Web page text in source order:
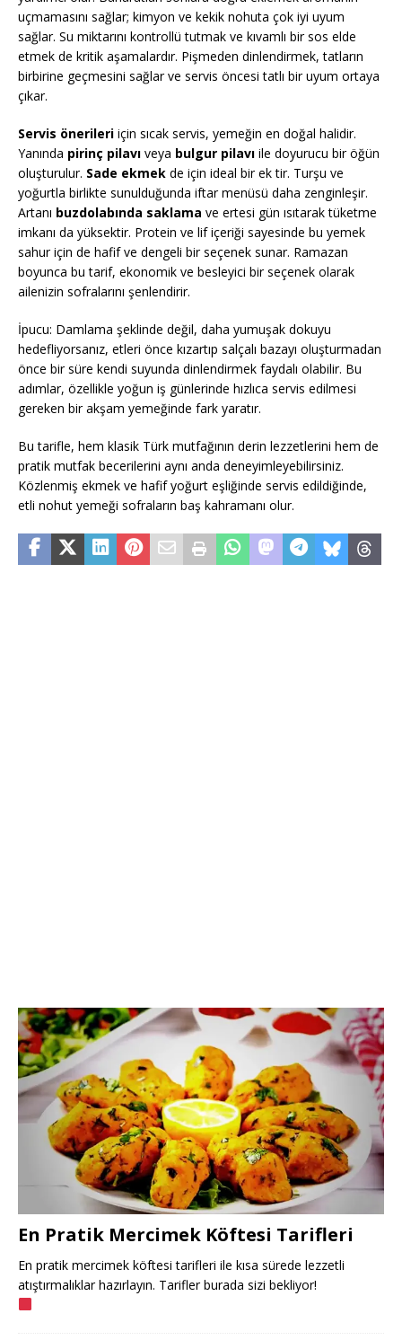
uçmamasını sağlar; kimyon ve kekik nohuta çok iyi uyum
sağlar. Su miktarını kontrollü tutmak ve kıvamlı bir sos elde
etmek de kritik aşamalardır. Pişmeden dinlendirmek, tatların
birbirine geçmesini sağlar ve servis öncesi tatlı bir uyum ortaya
çıkar.
Servis önerileri için sıcak servis, yemeğin en doğal halidir.
Yanında pirinç pilavı veya bulgur pilavı ile doyurucu bir öğün
oluşturulur. Sade ekmek de için ideal bir ek tir. Turşu ve
yoğurtla birlikte sunulduğunda iftar menüsü daha zenginleşir.
Artanı buzdolabında saklama ve ertesi gün ısıtarak tüketme
imkanı da yüksektir. Protein ve lif içeriği sayesinde bu yemek
sahur için de hafif ve dengeli bir seçenek sunar. Ramazan
boyunca bu tarif, ekonomik ve besleyici bir seçenek olarak
ailenizin sofralarını şenlendirir.
İpucu: Damlama şeklinde değil, daha yumuşak dokuyu
hedefliyorsanız, etleri önce kızartıp salçalı bazayı oluşturmadan
önce bir süre kendi suyunda dinlendirmek faydalı olabilir. Bu
adımlar, özellikle yoğun iş günlerinde hızlıca servis edilmesi
gereken bir akşam yemeğinde fark yaratır.
Bu tarifle, hem klasik Türk mutfağının derin lezzetlerini hem de
pratik mutfak becerilerini aynı anda deneyimleyebilirsiniz.
Közlenmiş ekmek ve hafif yoğurt eşliğinde servis edildiğinde,
etli nohut yemeği sofraların baş kahramanı olur.
En Pratik Mercimek Köftesi Tarifleri
En pratik mercimek köftesi tarifleri ile kısa sürede lezzetli
atıştırmalıklar hazırlayın. Tarifler burada sizi bekliyor!